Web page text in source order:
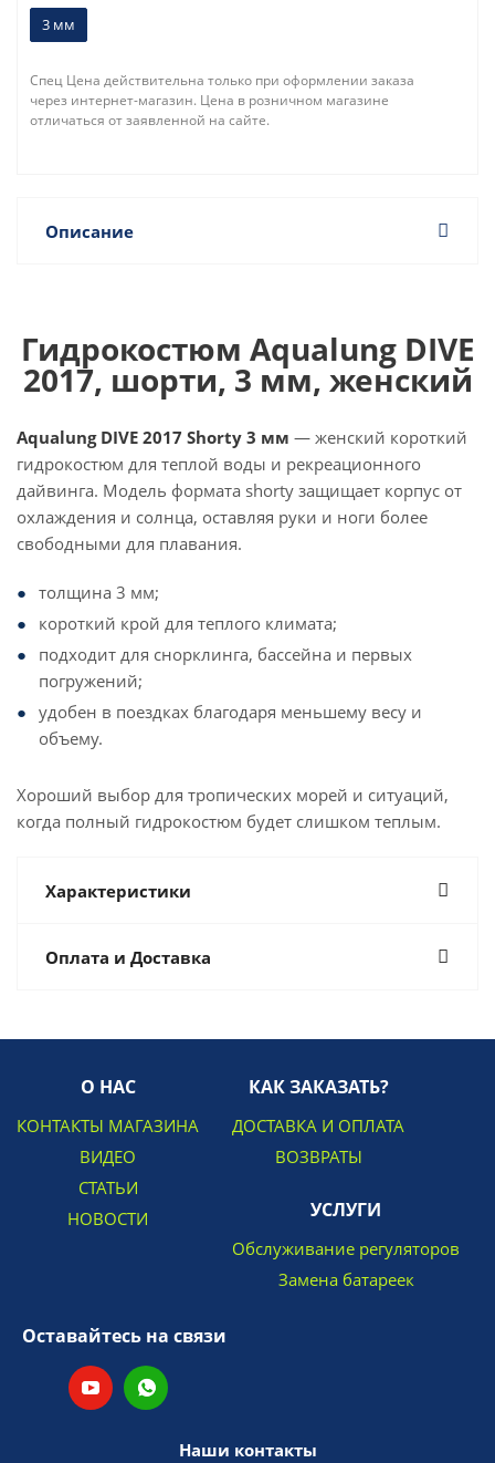
3 мм
Спец Цена действительна только при оформлении заказа
через интернет-магазин. Цена в розничном магазине
отличаться от заявленной на сайте.
Описание
Гидрокостюм Aqualung DIVE
2017, шорти, 3 мм, женский
Aqualung DIVE 2017 Shorty 3 мм — женский короткий
гидрокостюм для теплой воды и рекреационного
дайвинга. Модель формата shorty защищает корпус от
охлаждения и солнца, оставляя руки и ноги более
свободными для плавания.
толщина 3 мм;
короткий крой для теплого климата;
подходит для снорклинга, бассейна и первых
погружений;
удобен в поездках благодаря меньшему весу и
объему.
Хороший выбор для тропических морей и ситуаций,
когда полный гидрокостюм будет слишком теплым.
Характеристики
Оплата и Доставка
О НАС
КОНТАКТЫ МАГАЗИНА
ВИДЕО
СТАТЬИ
НОВОСТИ
КАК ЗАКАЗАТЬ?
ДОСТАВКА И ОПЛАТА
ВОЗВРАТЫ
УСЛУГИ
Обслуживание регуляторов
Замена батареек
Оставайтесь на связи
Наши контакты